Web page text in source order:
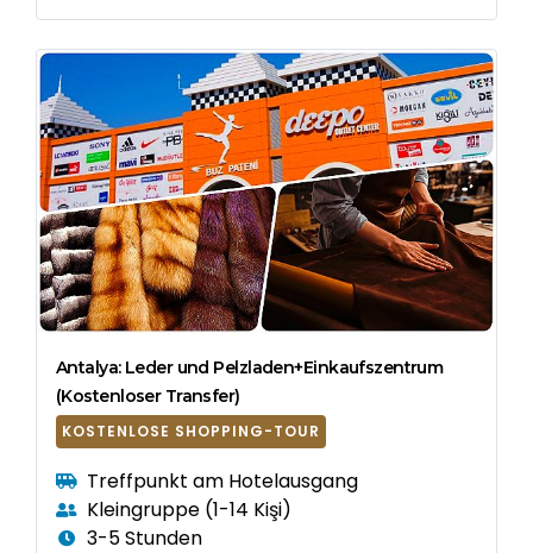
Antalya: Leder und Pelzladen+Einkaufszentrum
(Kostenloser Transfer)
KOSTENLOSE SHOPPING-TOUR
Treffpunkt am Hotelausgang
Kleingruppe (1-14 Kişi)
3-5 Stunden